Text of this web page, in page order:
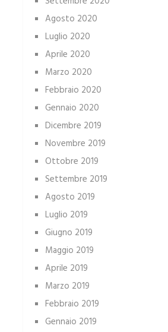
Agosto 2020
Luglio 2020
Aprile 2020
Marzo 2020
Febbraio 2020
Gennaio 2020
Dicembre 2019
Novembre 2019
Ottobre 2019
Settembre 2019
Agosto 2019
Luglio 2019
Giugno 2019
Maggio 2019
Aprile 2019
Marzo 2019
Febbraio 2019
Gennaio 2019